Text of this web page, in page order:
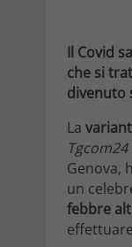
Il Covid
che si
divenuto
La
Tgcom24
Genova,
un
febbre